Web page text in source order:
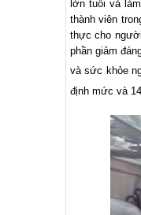
lớn tuổi và
thành viên
thực cho
phần giảm
và sức khỏe
định mức và